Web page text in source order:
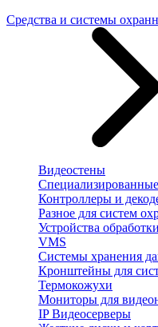
Средства и системы
Видеостены
Контроллеры и
Разное для систем
Устройства
VMS
Системы хранения
Кронштейны для
Термокожухи
Мониторы для
IP Видеосерверы